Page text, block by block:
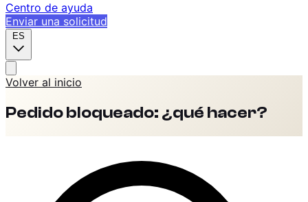
Centro de ayuda
Enviar una solicitud
ES
Volver al inicio
Pedido bloqueado: ¿qué hacer?